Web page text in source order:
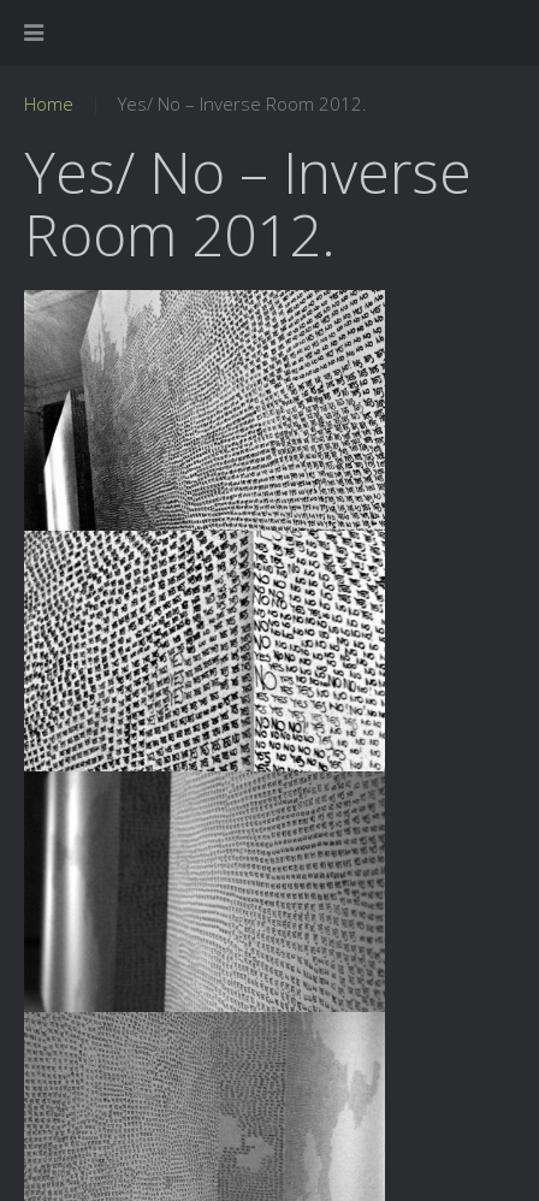
Home Yes/ No – Inverse Room 2012.
Yes/ No – Inverse
Room 2012.